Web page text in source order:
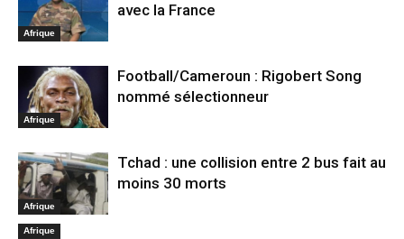
Afrique
avec la France
Afrique
Football/Cameroun : Rigobert Song
nommé sélectionneur
Afrique
Tchad : une collision entre 2 bus fait au
moins 30 morts
Afrique